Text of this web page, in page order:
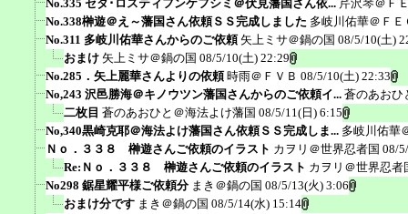
No.335 セタ･ロスティフンケフシミ＠伏見藩国さん依... 芹沢琴＠Ｆ
No.338榊遊＠え～藩国さん依頼ＳＳ完成しました 多岐川佑華＠ＦＥ
No.311 多岐川佑華さんからのご依頼 矢上ミサ＠鍋の国 08/5/10(土)
おまけ 矢上ミサ＠鍋の国 08/5/10(土) 22:29
No.285．矢上麗華さんよりの依頼 時雨＠ＦＶＢ 08/5/10(土) 22:33
No,243 沢邑勝海＠キノウツン藩国さんからのご依頼イ... 蒼のあおひ
二枚目 蒼のあおひと＠海法よけ藩国 08/5/11(日) 6:15
No,340黒崎克耶＠海法よけ藩国さん依頼ＳＳ完成しま... 多岐川佑華
Ｎｏ．３３８ 榊遊さんご依頼のイラスト カヲリ＠世界忍者国 08/
Re:Ｎｏ．３３８ 榊遊さんご依頼のイラスト カヲリ＠世界忍者
No298 鋸星耀平様ご依頼分 まき＠鍋の国 08/5/13(火) 3:06
おまけ分です まき＠鍋の国 08/5/14(水) 15:14